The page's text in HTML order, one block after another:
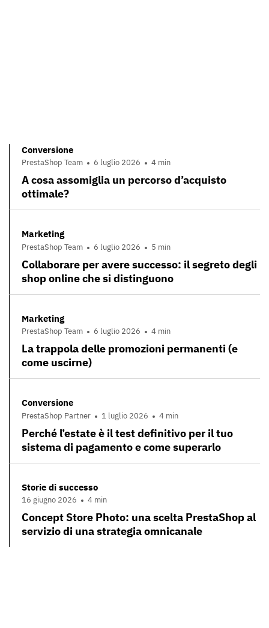
Conversione
PrestaShop Team 6 luglio 2026 4 min
A cosa assomiglia un percorso d’acquisto
ottimale?
Marketing
PrestaShop Team 6 luglio 2026 5 min
Collaborare per avere successo: il segreto degli
shop online che si distinguono
Marketing
PrestaShop Team 6 luglio 2026 4 min
La trappola delle promozioni permanenti (e
come uscirne)
Conversione
PrestaShop Partner 1 luglio 2026 4 min
Perché l’estate è il test definitivo per il tuo
sistema di pagamento e come superarlo
Storie di successo
16 giugno 2026 4 min
Concept Store Photo: una scelta PrestaShop al
servizio di una strategia omnicanale